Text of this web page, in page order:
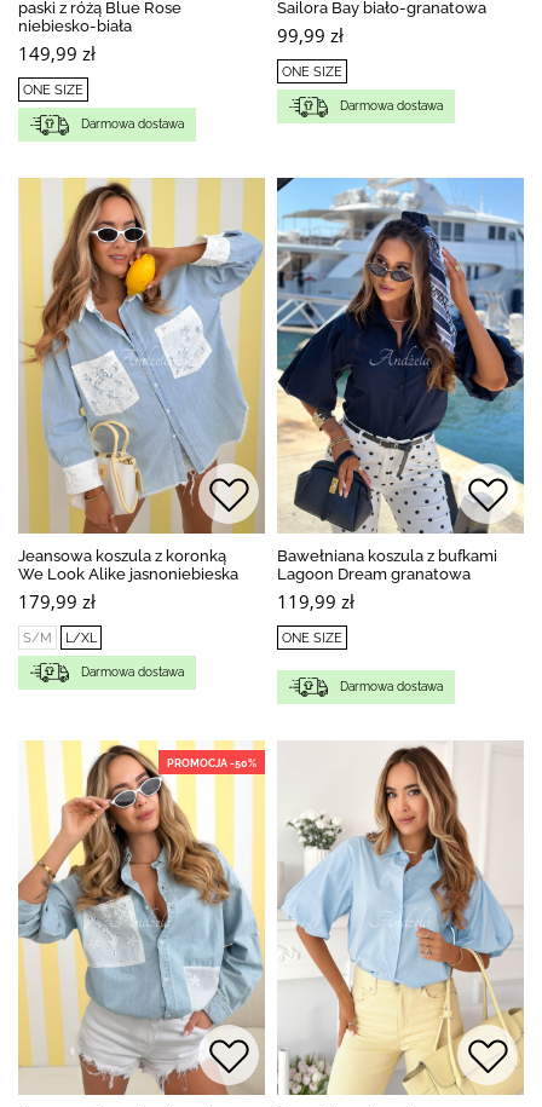
paski z różą Blue Rose
niebiesko-biała
149,99 zł
ONE SIZE
Darmowa dostawa
Sailora Bay biało-granatowa
99,99 zł
ONE SIZE
Darmowa dostawa
Jeansowa koszula z koronką
We Look Alike jasnoniebieska
179,99 zł
S/M L/XL
Darmowa dostawa
Bawełniana koszula z bufkami
Lagoon Dream granatowa
119,99 zł
ONE SIZE
Darmowa dostawa
PROMOCJA -50%